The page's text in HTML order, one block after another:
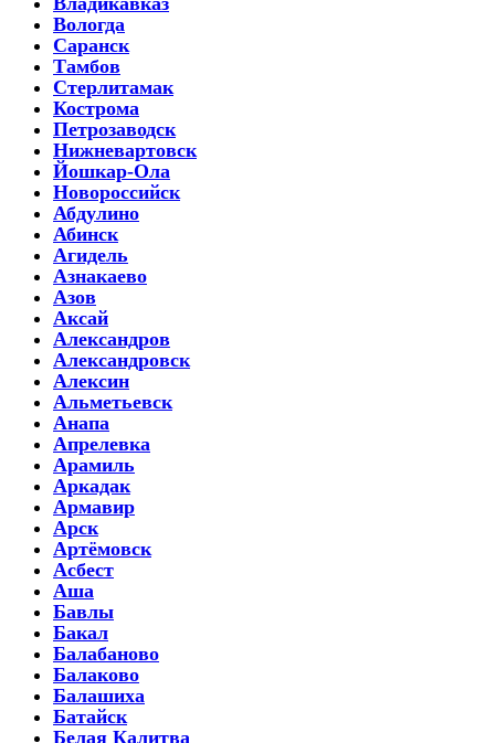
Вологда
Саранск
Тамбов
Стерлитамак
Кострома
Петрозаводск
Нижневартовск
Йошкар-Ола
Новороссийск
Абдулино
Абинск
Агидель
Азнакаево
Азов
Аксай
Александров
Александровск
Алексин
Альметьевск
Анапа
Апрелевка
Арамиль
Аркадак
Армавир
Арск
Артёмовск
Асбест
Аша
Бавлы
Бакал
Балабаново
Балаково
Балашиха
Батайск
Белая Калитва